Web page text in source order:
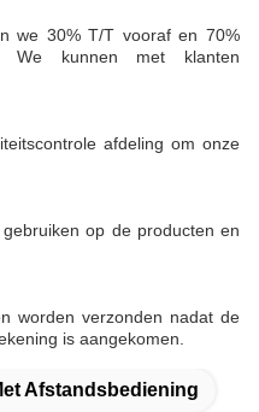
we 30% T/T vooraf en 70%
kunnen met klanten
afdeling om onze
op de producten en
worden verzonden nadat de
is aangekomen.
Afstandsbediening